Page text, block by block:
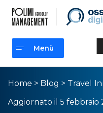
Menù
Menù
Home > Blog > Travel
Aggiornato il 5 febbraio